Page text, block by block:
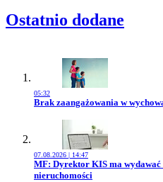
Ostatnio dodane
05:32
Przejdź do artykułu:
Brak zaangażowania w
07.08.2026 | 14:47
Przejdź do artykułu:
MF: Dyrektor KIS ma
nieruchomości